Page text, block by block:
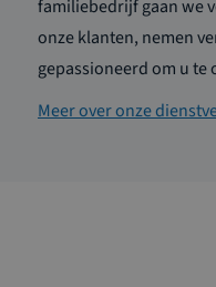
familiebedrijf gaan we
onze klanten, nemen
gepassioneerd om u te
Meer over onze